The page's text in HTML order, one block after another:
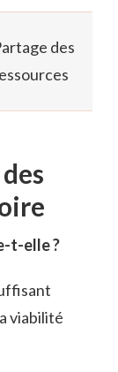
des
t-elle ?
viabilité